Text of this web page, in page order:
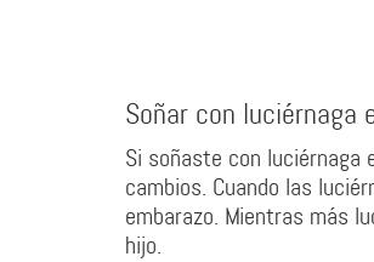
Soñar con luciérnaga
Si soñaste con luciérnaga
cambios. Cuando las
embarazo. Mientras más
hijo.